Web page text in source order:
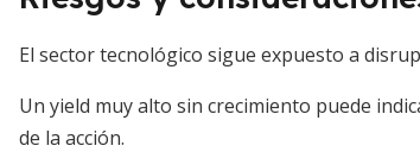
El sector tecnológico sigue expuesto a
Un yield muy alto sin crecimiento puede
de la acción.